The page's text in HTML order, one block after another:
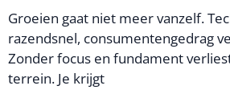
Groeien gaat niet meer vanzelf.
razendsnel, consumentengedrag
Zonder focus en fundament
terrein. Je krijgt